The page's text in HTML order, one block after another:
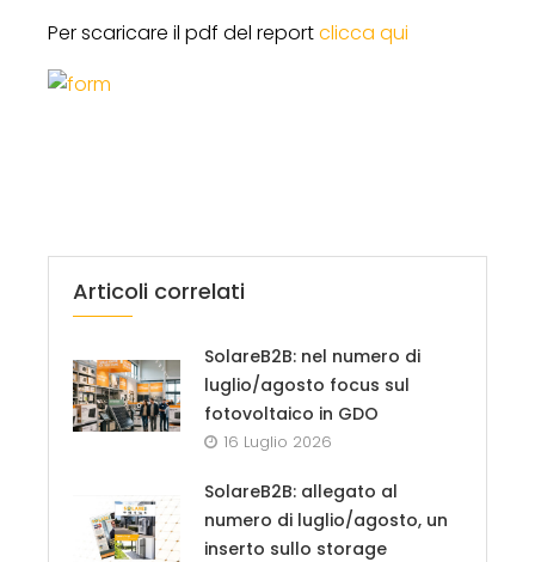
Per scaricare il pdf del reportclicca qui
Articoli correlati
SolareB2B: nel numero di
luglio/agosto focus sul
fotovoltaico in GDO
16 Luglio 2026
SolareB2B: allegato al
numero di luglio/agosto, un
inserto sullo storage